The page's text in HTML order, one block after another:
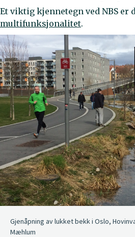
Et viktig kjennetegn ved NBS er
multifunksjonalitet.
Gjenåpning av lukket bekk i Oslo,
Mæhlum